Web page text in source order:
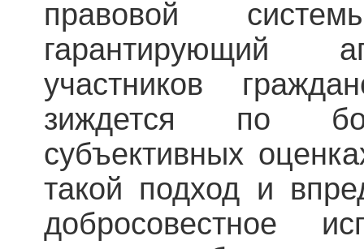
правовой
гарантирующий
участников
зиждется по
субъективных
такой подход и
добросовестное